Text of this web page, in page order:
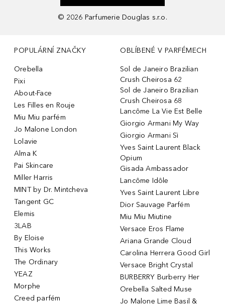
© 2026 Parfumerie Douglas s.r.o.
POPULÁRNÍ ZNAČKY
Orebella
Pixi
About-Face
Les Filles en Rouje
Miu Miu parfém
Jo Malone London
Lolavie
Alma K
Pai Skincare
Miller Harris
MINT by Dr. Mintcheva
Tangent GC
Elemis
3LAB
By Eloise
This Works
The Ordinary
YEAZ
Morphe
Creed parfém
OBLÍBENÉ V PARFÉMECH
Sol de Janeiro Brazilian
Crush Cheirosa 62
Sol de Janeiro Brazilian
Crush Cheirosa 68
Lancôme La Vie Est Belle
Giorgio Armani My Way
Giorgio Armani Sì
Yves Saint Laurent Black
Opium
Gisada Ambassador
Lancôme Idôle
Yves Saint Laurent Libre
Dior Sauvage Parfém
Miu Miu Miutine
Versace Eros Flame
Ariana Grande Cloud
Carolina Herrera Good Girl
Versace Bright Crystal
BURBERRY Burberry Her
Orebella Salted Muse
Jo Malone Lime Basil &